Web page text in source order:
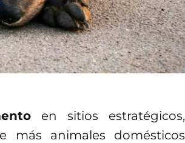
en sitios estratégicos,
animales domésticos